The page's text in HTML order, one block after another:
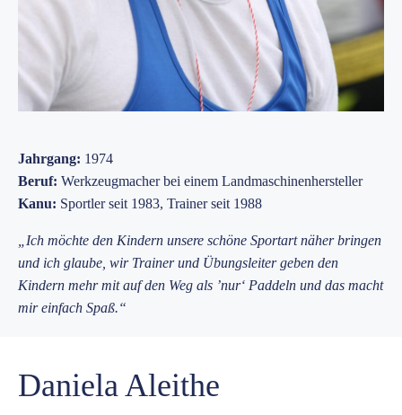
Jahrgang: 1974
Beruf: Werkzeugmacher bei einem Landmaschinenhersteller
Kanu: Sportler seit 1983, Trainer seit 1988
„Ich möchte den Kindern unsere schöne Sportart näher bringen
und ich glaube, wir Trainer und Übungsleiter geben den
Kindern mehr mit auf den Weg als ’nur‘ Paddeln und das macht
mir einfach Spaß.“
Daniela Aleithe